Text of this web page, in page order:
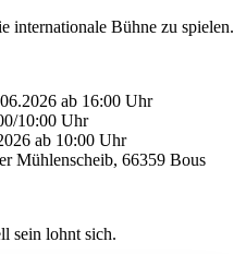
internationale Bühne zu spielen.
ab 16:00 Uhr
10:00 Uhr
ab 10:00 Uhr
Mühlenscheib, 66359 Bous
sein lohnt sich.